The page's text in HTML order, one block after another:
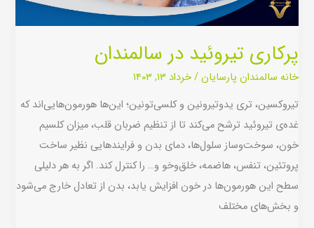
پرکاری تیروئید در سالمندان
خانه سالمندان پارسایان/خرداد ۱۳, ۱۴۰۳
تیروکسین، تری یدوتیرونین و کلسی‌تونین؛ این‌ها هورمون‌هایی‌اند که
غده‌ی تیروئید ترشح می‌کند تا از تنظیم ضربان قلب، میزان کلسیم
خون، سوخت‌وساز سلول‌ها، دمای بدن و فرایندهایی نظیر ساخت
پروتئین، تنفس، هاضمه، خلق‌وخو و… را کنترل کند. اگر به هر دلیلی
سطح این هورمون‌ها در خون افزایش یابد، بدن از تعادل خارج می‌شود
و بخش‌های مختلف